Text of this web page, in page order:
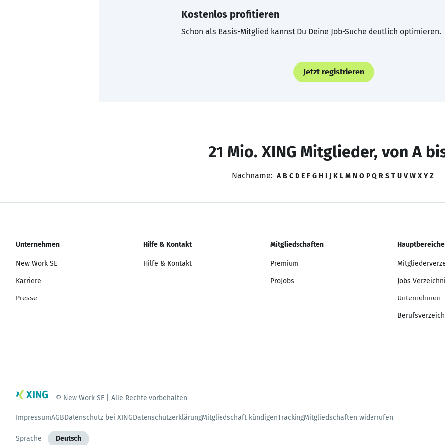
Kostenlos profitieren
Schon als Basis-Mitglied kannst Du Deine Job-Suche deutlich optimieren.
Jetzt registrieren
21 Mio. XING Mitglieder, von A
Nachname: A B C D E F G H I J K L M N O P Q R S T U V W X Y Z
Unternehmen
New Work SE
Karriere
Presse
Hilfe & Kontakt
Hilfe & Kontakt
Mitgliedschaften
Premium
ProJobs
Hauptbereiche
Jobs
Unternehmen
© New Work SE | Alle Rechte vorbehalten
ImpressumAGBDatenschutz bei XINGDatenschutzerklärungMitgliedschaft kündigenTrackingMitgliedschaften widerrufen
Sprache Deutsch